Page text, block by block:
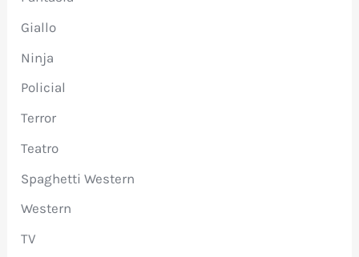
Giallo
Ninja
Policial
Terror
Teatro
Spaghetti Western
Western
TV